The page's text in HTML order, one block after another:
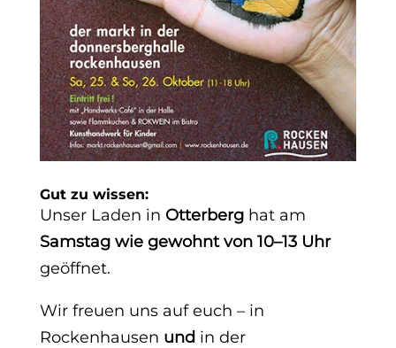
Gut zu wissen:
Unser Laden in Otterberghat am
Samstag wie gewohnt von 10–13 Uhr
geöffnet.
Wir freuen uns auf euch – in
Rockenhausen undin der